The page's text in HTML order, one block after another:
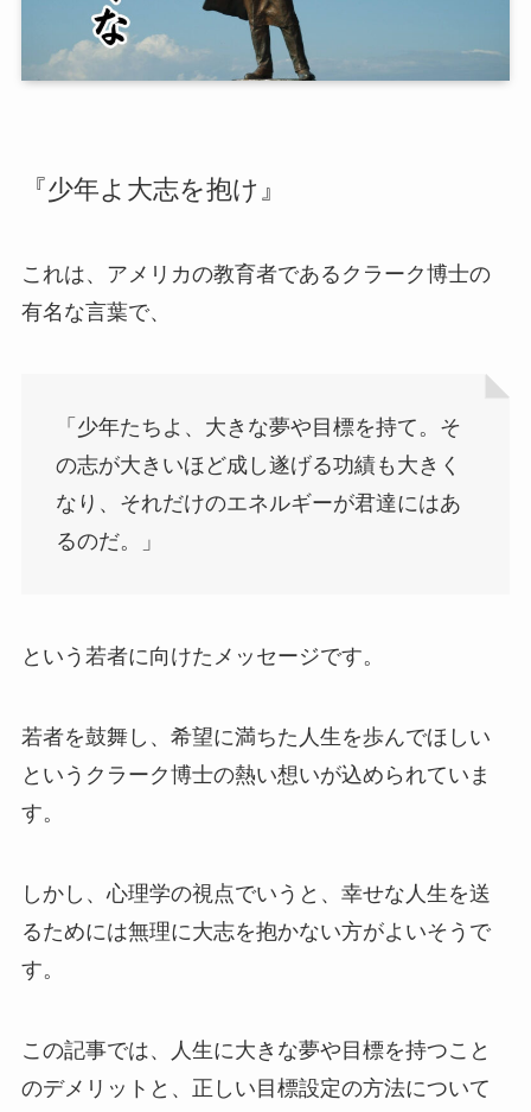
『少年よ大志を抱け』
これは、アメリカの教育者であるクラーク博士の
有名な言葉で、
「少年たちよ、大きな夢や目標を持て。そ
の志が大きいほど成し遂げる功績も大きく
なり、それだけのエネルギーが君達にはあ
るのだ。」
という若者に向けたメッセージです。
若者を鼓舞し、希望に満ちた人生を歩んでほしい
というクラーク博士の熱い想いが込められていま
す。
しかし、心理学の視点でいうと、幸せな人生を送
るためには無理に大志を抱かない方がよいそうで
す。
この記事では、人生に大きな夢や目標を持つこと
のデメリットと、正しい目標設定の方法について